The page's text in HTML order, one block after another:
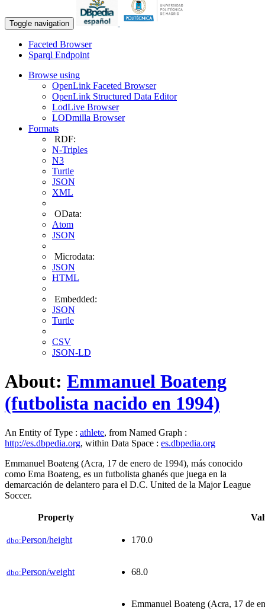
Toggle navigation
Faceted Browser
Sparql Endpoint
Browse using
OpenLink Faceted Browser
OpenLink Structured Data Editor
LodLive Browser
LODmilla Browser
Formats
RDF:
N-Triples
N3
Turtle
JSON
XML
OData:
Atom
JSON
Microdata:
JSON
HTML
Embedded:
JSON
Turtle
CSV
JSON-LD
About: Emmanuel Boateng
(futbolista nacido en 1994)
An Entity of Type : athlete, from Named Graph :
http://es.dbpedia.org, within Data Space : es.dbpedia.org
Emmanuel Boateng (Acra, 17 de enero de 1994), más conocido
como Ema Boateng, es un futbolista ghanés que juega en la
demarcación de delantero para el D.C. United de la Major League
Soccer.
Property
dbo:Person/height 170.0
dbo:Person/weight 68.0
Emmanuel Boateng (Acra, 17 de